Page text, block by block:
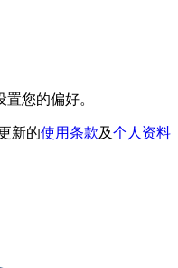
置您的偏好。
新的使用条款及个人资料